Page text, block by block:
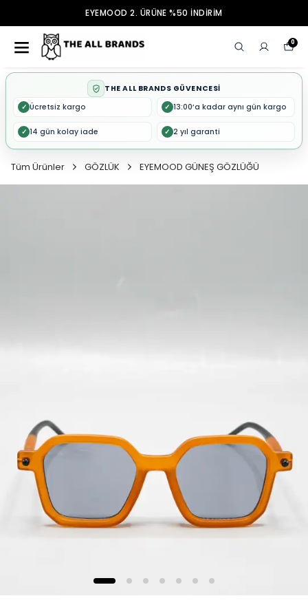
EYEMOOD 2. ÜRÜNE %50 İNDİRİM
0
THE ALL BRANDS GÜVENCESİ
✓ Ücretsiz kargo ✓ 13:00’a kadar aynı gün kargo
✓ 14 gün kolay iade ✓ 2 yıl garanti
Tüm Ürünler GÖZLÜK EYEMOOD GÜNEŞ GÖZLÜĞÜ